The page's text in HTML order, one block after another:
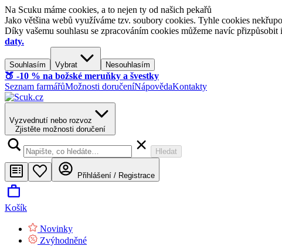
Na Scuku máme cookies, a to nejen ty od našich pekařů
Jako většina webů využíváme tzv. soubory cookies. Tyhle cookies
Díky vašemu souhlasu se zpracováním cookies můžeme navíc
daty.
Souhlasím Vybrat Nesouhlasím
🍑​ -10 % na božské meruňky a švestky
Seznam farmářůMožnosti doručeníNápovědaKontakty
Vyzvednutí nebo rozvoz
Zjistěte možnosti doručení
Hledat
Přihlášení / Registrace
Košík
Novinky
Zvýhodněné